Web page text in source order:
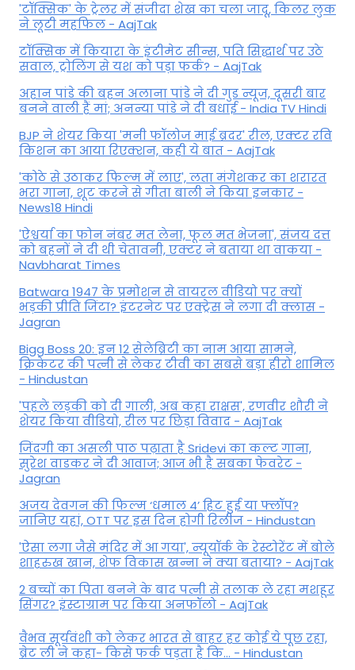
'टॉक्सिक' के ट्रेलर में संजीदा शेख का चला जादू, किलर लुक
ने लूटी महफिल - AajTak
टॉक्सिक में कियारा के इंटीमेट सीन्स, पति सिद्धार्थ पर उठे
सवाल, ट्रोलिंग से यश को पड़ा फर्क? - AajTak
अहान पांडे की बहन अलाना पांडे ने दी गुड न्यूज, दूसरी बार
बनने वाली हैं मां; अनन्या पांडे ने दी बधाई - India TV Hindi
BJP ने शेयर किया 'मनी फॉलोज माई ब्रदर' रील, एक्टर रवि
किशन का आया रिएक्शन, कही ये बात - AajTak
'कोठे से उठाकर फिल्म में लाए', लता मंगेशकर का शरारत
भरा गाना, शूट करने से गीता बाली ने किया इनकार -
News18 Hindi
'ऐश्वर्या का फोन नंबर मत लेना, फूल मत भेजना', संजय दत्त
को बहनों ने दी थी चेतावनी, एक्टर ने बताया था वाकया -
Navbharat Times
Batwara 1947 के प्रमोशन से वायरल वीडियो पर क्यों
भड़की प्रीति जिंटा? इंटरनेट पर एक्ट्रेस ने लगा दी क्लास -
Jagran
Bigg Boss 20: इन 12 सेलेब्रिटी का नाम आया सामने,
क्रिकेटर की पत्नी से लेकर टीवी का सबसे बड़ा हीरो शामिल
- Hindustan
'पहले लड़की को दी गाली, अब कहा राक्षस', रणवीर शौरी ने
शेयर किया वीडियो, रील पर छिड़ा विवाद - AajTak
जिंदगी का असली पाठ पढ़ाता है Sridevi का कल्ट गाना,
सुरेश वाडकर ने दी आवाज; आज भी है सबका फेवरेट -
Jagran
अजय देवगन की फिल्म ‘धमाल 4’ हिट हुई या फ्लॉप?
जानिए यहां, OTT पर इस दिन होगी रिलीज - Hindustan
'ऐसा लगा जैसे मंदिर में आ गया', न्यूयॉर्क के रेस्टोरेंट में बोले
शाहरुख खान, शेफ विकास खन्ना ने क्या बताया? - AajTak
2 बच्चों का पिता बनने के बाद पत्नी से तलाक ले रहा मशहूर
सिंगर? इंस्टाग्राम पर किया अनफॉलो - AajTak
वैभव सूर्यवंशी को लेकर भारत से बाहर हर कोई ये पूछ रहा,
ब्रेट ली ने कहा- किसे फर्क पड़ता है कि… - Hindustan